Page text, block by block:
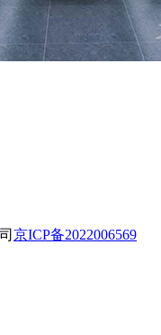
京ICP备2022006569